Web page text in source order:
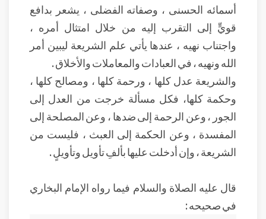
أسمائه الحسنى ، وصفاته الفضلى ، يشعر بدافع
قويٍّ إلى التقرب إليه من خلال امتثال أمره ،
واجتناب نهيه ، عندها يأتي علم الشريعة ليبين أمر
الله ونهيه ، في العبادات والمعاملات والأخلاق .
والشريعة عدل كلها ، ورحمة كلها ، ومصالح كلها ،
وحكمة كلها، فكل مسألة خرجت من العدل إلى
الجور ، وعن الرحمة إلى ضدها ، وعن المصلحة إلى
المفسدة ، وعن الحكمة إلى العبث ، فليست من
الشريعة ، وإن أدخلت عليها بألفِ تأويل وتأويلٍ .
قال عليه الصلاة والسلام فيما رواه الإمام البخاري
في صحيحه :